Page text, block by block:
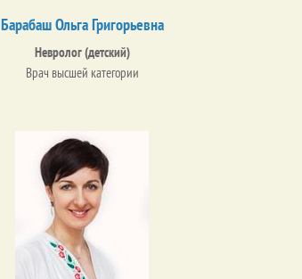
Барабаш Ольга Григорьевна
Невролог (детский)
Врач высшей категории